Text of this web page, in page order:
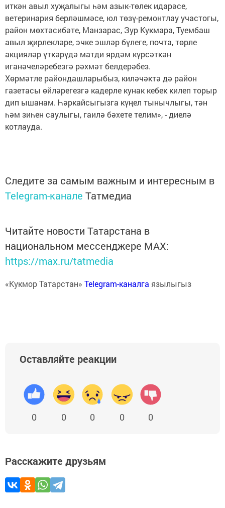
иткән авыл хуҗалыгы һәм азык-төлек идарәсе,
ветеринария берләшмәсе, юл төзү-ремонтлау участогы,
район мөхтәсибәте, Манзарас, Зур Кукмара, Туембаш
авыл җирлекләре, эчке эшләр бүлеге, почта, төрле
акцияләр үткәрүдә матди ярдәм күрсәткән
иганәчеләребезгә рәхмәт белдерәбез.
Хөрмәтле райондашларыбыз, киләчәктә дә район
газетасы өйләрегезгә кадерле кунак кебек килеп торыр
дип ышанам. Һәркайсыгызга күңел тынычлыгы, тән
һәм зиһен саулыгы, гаилә бәхете телим», - диелә
котлауда.
Следите за самым важным и интересным в
Telegram-канале Татмедиа
Читайте новости Татарстана в
национальном мессенджере MАХ:
https://max.ru/tatmedia
«Кукмор Татарстан» Telegram-каналга язылыгыз
Оставляйте реакции
0 0 0 0 0
Расскажите друзьям